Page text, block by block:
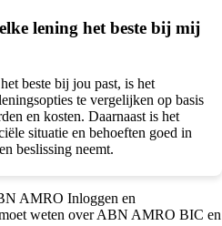
lening het beste bij mij
beste bij jou past, is het
te vergelijken op basis
en kosten. Daarnaast is het
situatie en behoeften goed in
beslissing neemt.
AMRO Inloggen en
weten over ABN AMRO BIC en